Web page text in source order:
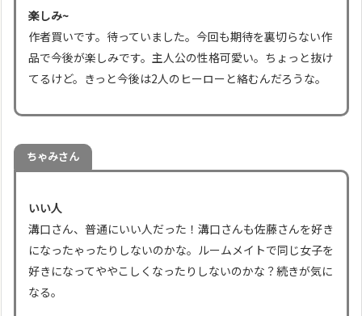
楽しみ~
作者買いです。待っていました。今回も期待を裏切らない作
品で今後が楽しみです。主人公の性格可愛い。ちょっと抜け
てるけど。きっと今後は2人のヒーローと絡むんだろうな。
ちゃみさん
いい人
溝口さん、普通にいい人だった！溝口さんも佐藤さんを好き
になったゃったりしないのかな。ルームメイトで同じ女子を
好きになってややこしくなったりしないのかな？続きが気に
なる。